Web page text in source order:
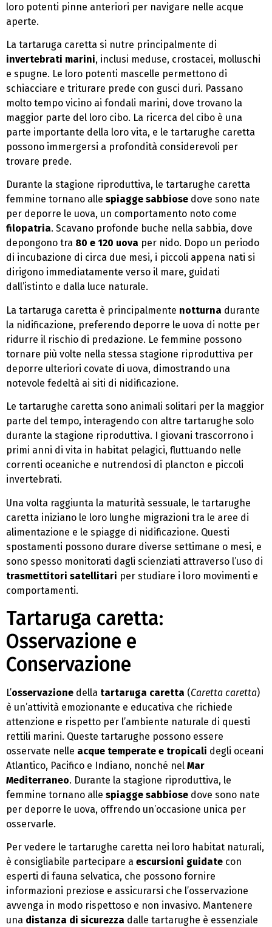
loro potenti pinne anteriori per navigare nelle acque
aperte.
La tartaruga caretta si nutre principalmente di
invertebrati marini, inclusi meduse, crostacei, molluschi
e spugne. Le loro potenti mascelle permettono di
schiacciare e triturare prede con gusci duri. Passano
molto tempo vicino ai fondali marini, dove trovano la
maggior parte del loro cibo. La ricerca del cibo è una
parte importante della loro vita, e le tartarughe caretta
possono immergersi a profondità considerevoli per
trovare prede.
Durante la stagione riproduttiva, le tartarughe caretta
femmine tornano alle spiagge sabbiose dove sono nate
per deporre le uova, un comportamento noto come
filopatria. Scavano profonde buche nella sabbia, dove
depongono tra 80 e 120 uova per nido. Dopo un periodo
di incubazione di circa due mesi, i piccoli appena nati si
dirigono immediatamente verso il mare, guidati
dall’istinto e dalla luce naturale.
La tartaruga caretta è principalmente notturna durante
la nidificazione, preferendo deporre le uova di notte per
ridurre il rischio di predazione. Le femmine possono
tornare più volte nella stessa stagione riproduttiva per
deporre ulteriori covate di uova, dimostrando una
notevole fedeltà ai siti di nidificazione.
Le tartarughe caretta sono animali solitari per la maggior
parte del tempo, interagendo con altre tartarughe solo
durante la stagione riproduttiva. I giovani trascorrono i
primi anni di vita in habitat pelagici, fluttuando nelle
correnti oceaniche e nutrendosi di plancton e piccoli
invertebrati.
Una volta raggiunta la maturità sessuale, le tartarughe
caretta iniziano le loro lunghe migrazioni tra le aree di
alimentazione e le spiagge di nidificazione. Questi
spostamenti possono durare diverse settimane o mesi, e
sono spesso monitorati dagli scienziati attraverso l’uso di
trasmettitori satellitari per studiare i loro movimenti e
comportamenti.
Tartaruga caretta:
Osservazione e
Conservazione
L’osservazione della tartaruga caretta (Caretta caretta)
è un’attività emozionante e educativa che richiede
attenzione e rispetto per l’ambiente naturale di questi
rettili marini. Queste tartarughe possono essere
osservate nelle acque temperate e tropicali degli oceani
Atlantico, Pacifico e Indiano, nonché nel Mar
Mediterraneo. Durante la stagione riproduttiva, le
femmine tornano alle spiagge sabbiose dove sono nate
per deporre le uova, offrendo un’occasione unica per
osservarle.
Per vedere le tartarughe caretta nei loro habitat naturali,
è consigliabile partecipare a escursioni guidate con
esperti di fauna selvatica, che possono fornire
informazioni preziose e assicurarsi che l’osservazione
avvenga in modo rispettoso e non invasivo. Mantenere
una distanza di sicurezza dalle tartarughe è essenziale